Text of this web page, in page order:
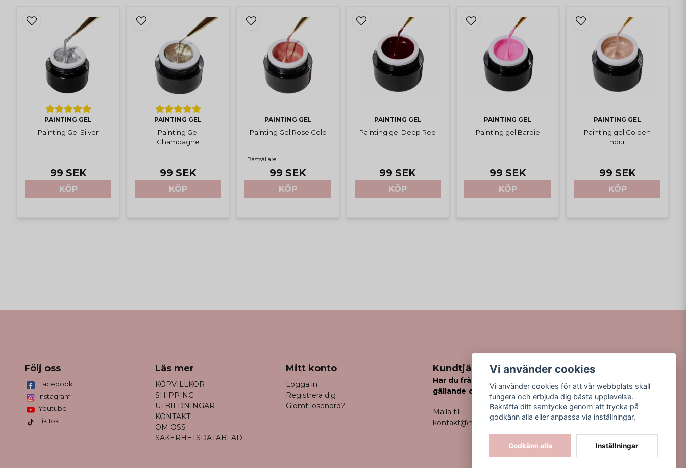
PAINTING GEL
Painting Gel Silver
99 SEK
KÖP
PAINTING GEL
Painting Gel
Champagne
99 SEK
KÖP
PAINTING GEL
Painting Gel Rose Gold
Bästsäljare
99 SEK
KÖP
PAINTING GEL
Painting gel Deep Red
99 SEK
KÖP
PAINTING GEL
Painting gel Barbie
99 SEK
KÖP
PAINTING GEL
Painting gel Golden
hour
99 SEK
KÖP
Följ oss
Facebook
Instagram
Youtube
TikTok
Läs mer
KÖPVILLKOR
SHIPPING
UTBILDNINGAR
KONTAKT
OM OSS
SÄKERHETSDATABLAD
Mitt konto
Logga in
Registrera dig
Glömt lösenord?
Kundtjänst
Har du frågor
gällande din order?
Maila till
kontakt@missfancy.se
Vi använder cookies
Vi använder cookies för att vår webbplats skall
fungera och erbjuda dig bästa upplevelse.
Bekräfta ditt samtycke genom att trycka på
godkänn alla eller anpassa via inställningar.
Godkänn alla Inställningar